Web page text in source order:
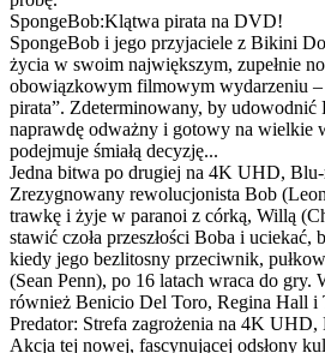
SpongeBob:Klątwa pirata na DVD!
SpongeBob i jego przyjaciele z Bikini
życia w swoim największym, zupełnie
obowiązkowym filmowym wydarzeniu
pirata”. Zdeterminowany, by udowodnić
naprawdę odważny i gotowy na wielkie
podejmuje śmiałą decyzję...
Jedna bitwa po drugiej na 4K UHD,
Zrezygnowany rewolucjonista Bob
trawkę i żyje w paranoi z córką, Willą
stawić czoła przeszłości Boba i uciekać,
kiedy jego bezlitosny przeciwnik,
(Sean Penn), po 16 latach wraca do gry.
również Benicio Del Toro, Regina Hall i
Predator: Strefa zagrożenia na 4K
Akcja tej nowej, fascynującej odsłony